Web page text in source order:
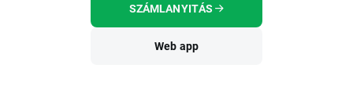
SZÁMLANYITÁS
Web app